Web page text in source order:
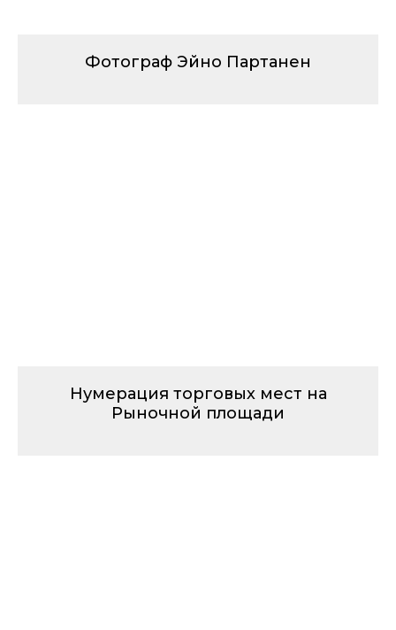
Фотограф Эйно Партанен
Нумерация торговых мест на
Рыночной площади